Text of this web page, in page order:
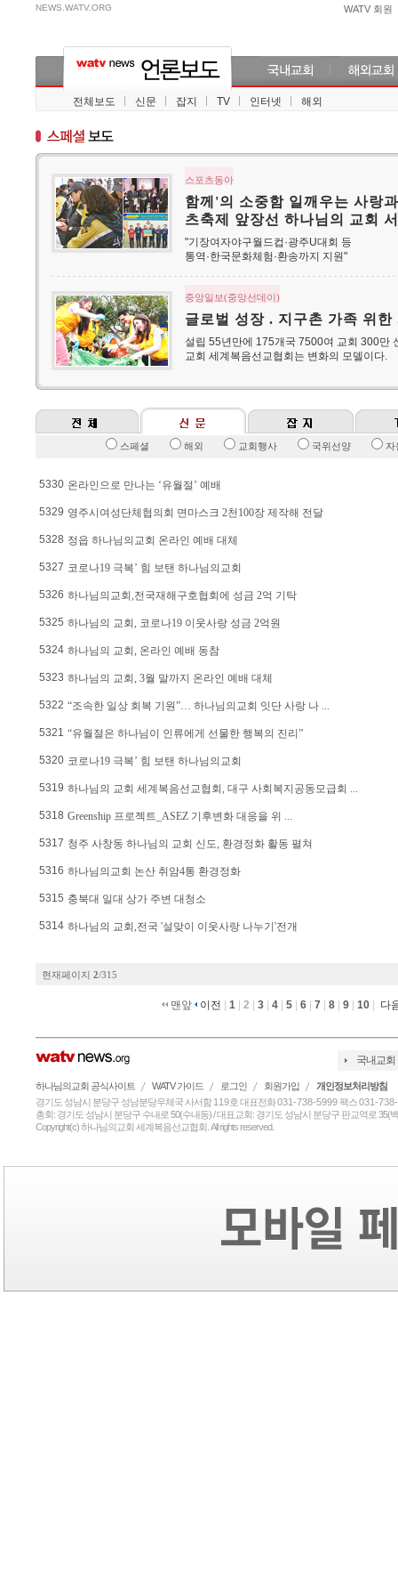
NEWS.WATV.ORG WATV 회원
전체보도 신문 잡지 TV 인터넷 해외
스포츠동아
함께'의 소중함 일깨우는 사랑
츠축제 앞장선 하나님의 교회
"기장여자야구월드컵·광주U대회 등
통역·한국문화체험·환송까지 지원"
중앙일보(중앙선데이)
글로벌 성장 . 지구촌 가족 위한
설립 55년만에 175개국 7500여 교회 300만
교회 세계복음선교협회는 변화의 모델이다.
스페셜 해외 교회행사 국위선양 자
5330 온라인으로 만나는 ‘유월절’ 예배
5329 영주시여성단체협의회 면마스크 2천100장 제작해 전달
5328 정읍 하나님의교회 온라인 예배 대체
5327 코로나19 극복’ 힘 보탠 하나님의교회
5326 하나님의교회,전국재해구호협회에 성금 2억 기탁
5325 하나님의 교회, 코로나19 이웃사랑 성금 2억원
5324 하나님의 교회, 온라인 예배 동참
5323 하나님의 교회, 3월 말까지 온라인 예배 대체
5322 “조속한 일상 회복 기원”… 하나님의교회 잇단 사랑 나 ...
5321 “유월절은 하나님이 인류에게 선물한 행복의 진리”
5320 코로나19 극복’ 힘 보탠 하나님의교회
5319 하나님의 교회 세계복음선교협회, 대구 사회복지공동모급회 ...
5318 Greenship 프로젝트_ASEZ 기후변화 대응을 위 ...
5317 청주 사창동 하나님의 교회 신도, 환경정화 활동 펼쳐
5316 하나님의교회 논산 취암4통 환경정화
5315 충북대 일대 상가 주변 대청소
5314 하나님의 교회,전국 '설맞이 이웃사랑 나누기'전개
현재페이지 2/315
맨앞 이전 1 2 3 4 5 6 7 8 9 10 다
국내교회
하나님의교회 공식사이트 WATV 가이드 로그인 회원가입
개인정보처리방침
경기도 성남시 분당구 성남분당우체국 사서함119호 대표전화031-738-5999 팩스031-
총회: 경기도 성남시 분당구 수내로 50(수내동) / 대표교회: 경기도 성남시 분당구 판교역로 35(
Copyright(c) 하나님의교회 세계복음선교협회. All rights reserved.